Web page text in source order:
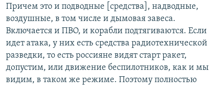
Причем это и подводные [средства], надводные,
воздушные, в том числе и дымовая завеса.
Включается и ПВО, и корабли подтягиваются. Если
идет атака, у них есть средства радиотехнической
разведки, то есть россияне видят старт ракет,
допустим, или движение беспилотников, как и мы
видим, в таком же режиме. Поэтому полностью